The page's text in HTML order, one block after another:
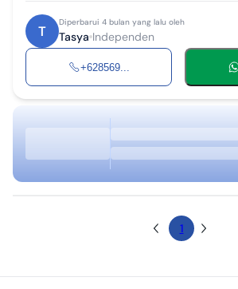
T
Diperbarui 4 bulan yang lalu oleh
Tasya Independen
+628569...
1